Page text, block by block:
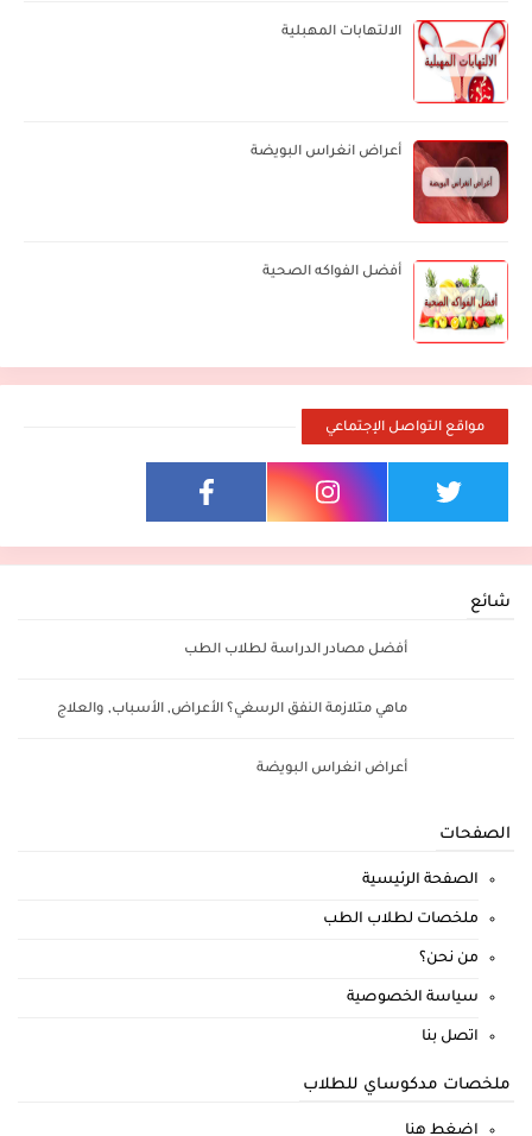
الالتهابات المهبلية
أعراض انغراس البويضة
أفضل الفواكه الصحية
مواقع التواصل الإجتماعي
شائع
أفضل مصادر الدراسة لطلاب الطب
ماهي متلازمة النفق الرسغي؟ الأعراض, الأسباب, والعلاج
أعراض انغراس البويضة
الصفحات
الصفحة الرئيسية
ملخصات لطلاب الطب
من نحن؟
سياسة الخصوصية
اتصل بنا
ملخصات مدكوساي للطلاب
اضغط هنا